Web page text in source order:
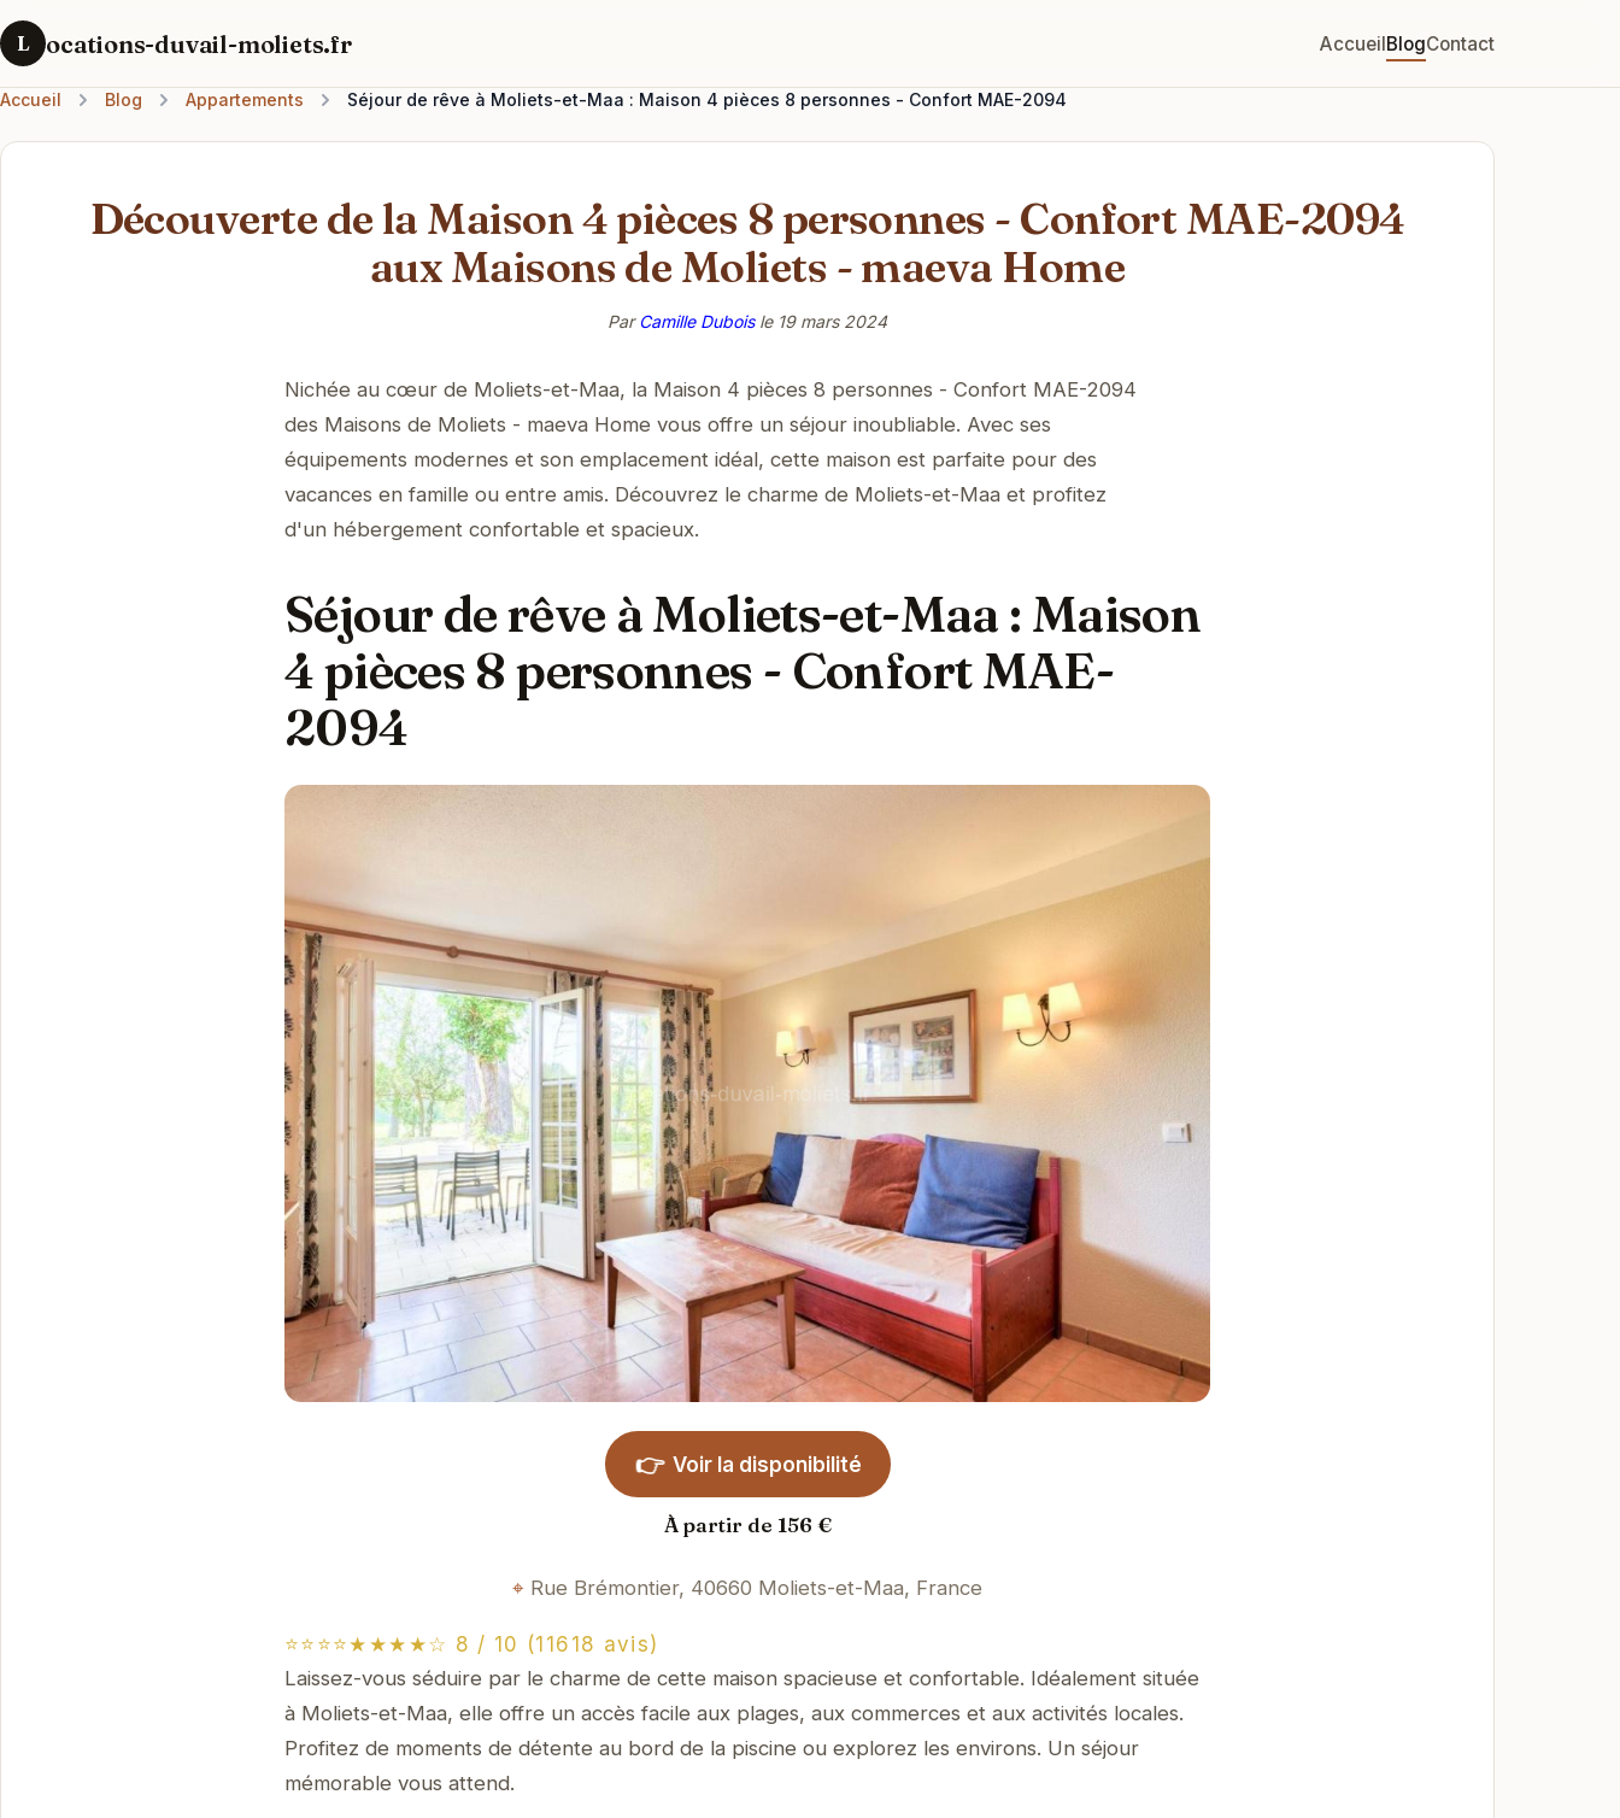
L ocations-duvail-moliets.fr AccueilBlogContact
Accueil Blog Appartements Séjour de rêve à Moliets-et-Maa : Maison 4 pièces 8 personnes - Confort MAE-2094
Découverte de la Maison 4 pièces 8 personnes - Confort MAE-2094
aux Maisons de Moliets - maeva Home
ParCamille Duboisle 19 mars 2024
Nichée au cœur de Moliets-et-Maa, la Maison 4 pièces 8 personnes - Confort MAE-2094
des Maisons de Moliets - maeva Home vous offre un séjour inoubliable. Avec ses
équipements modernes et son emplacement idéal, cette maison est parfaite pour des
vacances en famille ou entre amis. Découvrez le charme de Moliets-et-Maa et profitez
d'un hébergement confortable et spacieux.
Séjour de rêve à Moliets-et-Maa : Maison
4 pièces 8 personnes - Confort MAE-
2094
👉 Voir la disponibilité
À partir de 156 €
Rue Brémontier, 40660 Moliets-et-Maa, France
⭐⭐⭐⭐★★★★☆ 8 / 10 (11618 avis)
Laissez-vous séduire par le charme de cette maison spacieuse et confortable. Idéalement située
à Moliets-et-Maa, elle offre un accès facile aux plages, aux commerces et aux activités locales.
Profitez de moments de détente au bord de la piscine ou explorez les environs. Un séjour
mémorable vous attend.